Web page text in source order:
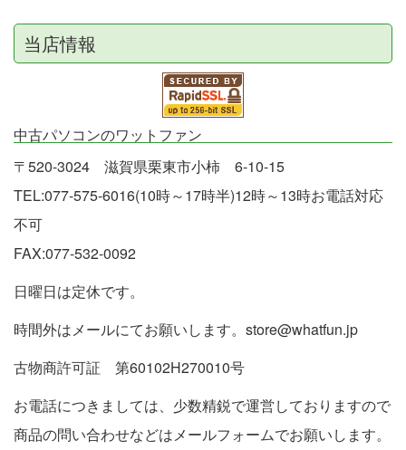
当店情報
中古パソコンのワットファン
〒520-3024 滋賀県栗東市小柿 6-10-15
TEL:077-575-6016(10時～17時半)12時～13時お電話対応
不可
FAX:077-532-0092
日曜日は定休です。
時間外はメールにてお願いします。store@whatfun.jp
古物商許可証 第60102H270010号
お電話につきましては、少数精鋭で運営しておりますので
商品の問い合わせなどはメールフォームでお願いします。